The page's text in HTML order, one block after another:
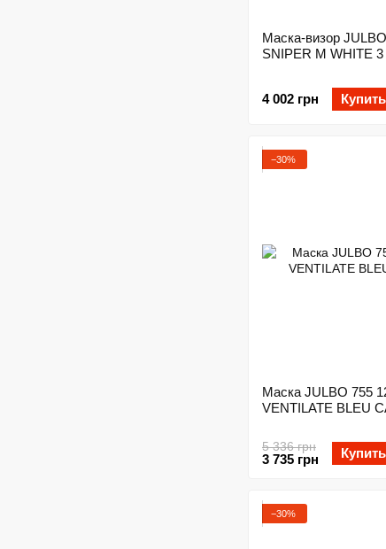
Маска-визор
SNIPER M WHITE
4 002 грн Купить
−30%
Маска JULBO 755
VENTILATE BLEU
5 336 грн
3 735 грн Купить
−30%